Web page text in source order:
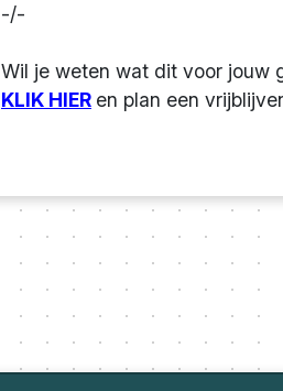
-/-
Wil je weten wat dit voor jouw
KLIK HIER en plan een